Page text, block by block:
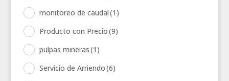
monitoreo de caudal(1)
Producto con Precio(9)
pulpas mineras(1)
Servicio de Arriendo(6)